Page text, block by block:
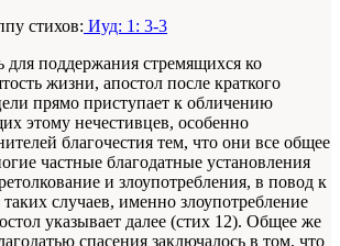
стихов: Иуд: 1: 3-3
для поддержания стремящихся ко
жизни, апостол после краткого
прямо приступает к обличению
этому нечестивцев, особенно
благочестия тем, что они все общее
частные благодатные установления
и злоупотребления, в повод к
случаев, именно злоупотребление
указывает далее (стих 12). Общее же
спасения заключалось в том, что